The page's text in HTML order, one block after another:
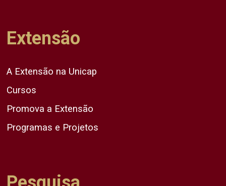
Extensão
A Extensão na Unicap
Cursos
Promova a Extensão
Programas e Projetos